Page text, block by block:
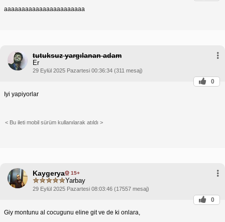
aaaaaaaaaaaaaaaaaaaaaaa
tutuksuz yargılanan adam
Er
29 Eylül 2025 Pazartesi 00:36:34 (311 mesaj)
0
Iyi yapiyorlar
< Bu ileti mobil sürüm kullanılarak atıldı >
Kaygerya 15+
Yarbay
29 Eylül 2025 Pazartesi 08:03:46 (17557 mesaj)
0
Giy montunu al cocugunu eline git ve de ki onlara,